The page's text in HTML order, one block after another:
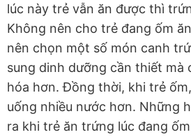
lúc này trẻ vẫn ăn được thì
Không nên cho trẻ đang ốm
nên chọn một số món canh
sung dinh dưỡng cần thiết mà
hóa hơn. Đồng thời, khi trẻ
uống nhiều nước hơn. Những
ra khi trẻ ăn trứng lúc đang